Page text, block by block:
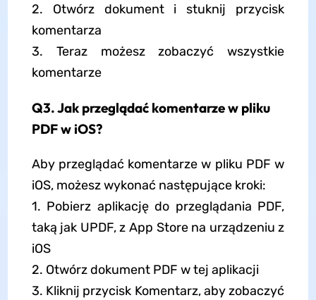
2. Otwórz dokument i stuknij przycisk
komentarza
3. Teraz możesz zobaczyć wszystkie
komentarze
Q3. Jak przeglądać komentarze w pliku
PDF w iOS?
Aby przeglądać komentarze w pliku PDF w
iOS, możesz wykonać następujące kroki:
1. Pobierz aplikację do przeglądania PDF,
taką jak UPDF, z App Store na urządzeniu z
iOS
2. Otwórz dokument PDF w tej aplikacji
3. Kliknij przycisk Komentarz, aby zobaczyć